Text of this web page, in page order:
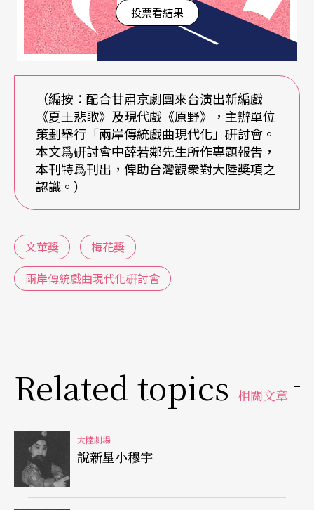
第一屆文華奬，戲曲獲大奬五台：現代戲《虎將
軍》（楚劇），新編歷史劇《天鵝宴》（閩劇）、
《畫龍點睛》（京戲），古典名著改編《紅樓夢》
（黃梅戲），新創作古代戲《荒唐寶玉》（龍江
戲）。獲新劇目奬的十四台，其中現代戲三台、新
編歷史劇六台、改編傳統戲四台，改編古典名著一
台。文華奬的獲奬比例是有規定的，總體說來不宜
新劇目、新節目共一百三十六台，結果評出二十五
台，僅占參評總數的百分之十八。第三屆參評的新
劇目、新節目共二百一十六台，評出二十九台，僅
一百一十六台，其中戲曲六十四台、話劇二十六
十二台。從戲曲獲奬情況來看，第一屆至第五屆獲
大奬十五台，其中現代戲五台，新編歷史戲四台，
改編古典名著三台，新創作古代戲三台。獲新劇目
投票看結果
（編按：配合甘肅京劇團來台演出新編戲
《夏王悲歌》及現代戲《原野》，主辦單位
策劃舉行「兩岸傳統戲曲現代化」硏討會。
本文爲硏討會中薛若鄰先生所作專題報吿，
本刊特爲刊出，俾助台灣觀衆對大陸奬項之
認識。）
文華奬
梅花奬
兩岸傳統戲曲現代化硏討會
Related topics 相關文章
大陸劇場
說新星小穆宇